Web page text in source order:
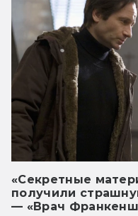
«Секретные
получили
— «Врач